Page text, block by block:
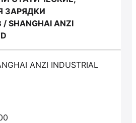
ЗАРЯДКИ
ANZI
ANZI INDUSTRIAL